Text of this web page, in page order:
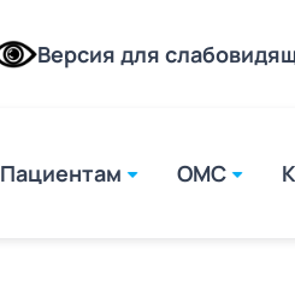
Версия для
Пациентам ОМС